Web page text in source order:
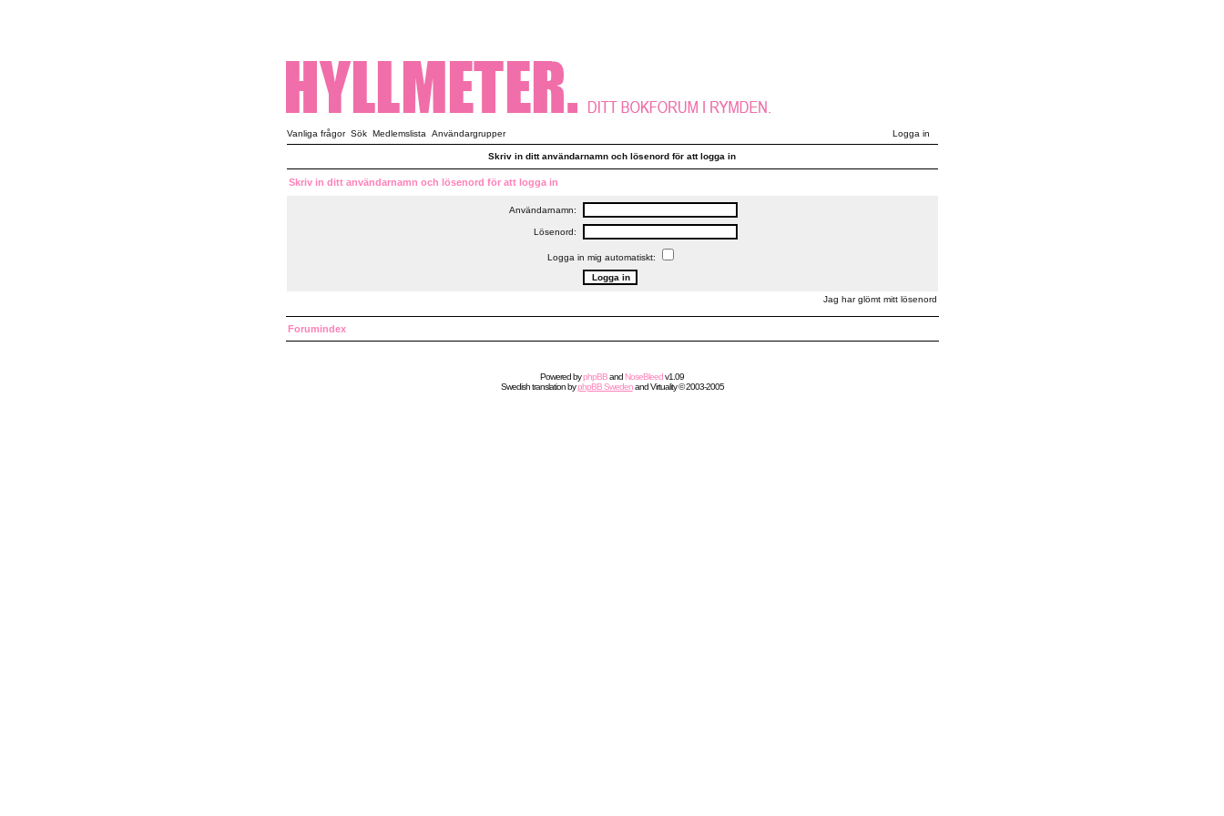
Vanliga frågor Sök Medlemslista Användargrupper Logga in
Skriv in ditt användarnamn och lösenord för att logga in
Skriv in ditt användarnamn och lösenord för att logga in
Användarnamn:
Lösenord:
Logga in mig automatiskt:
Jag har glömt mitt lösenord
Forumindex
Powered byphpBBand NoseBleedv1.09
Swedishtranslation byphpBB SwedenandVirtuality© 2003-2005